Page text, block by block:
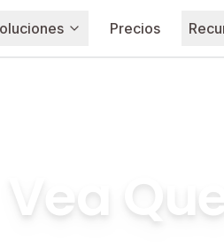
Precios
Vea